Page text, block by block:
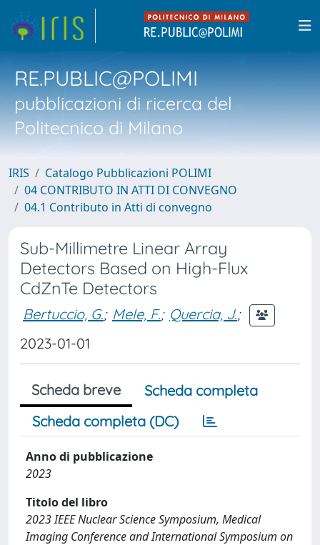
RE.PUBLIC@POLIMI
pubblicazioni di ricerca del
Politecnico di Milano
IRIS
Catalogo Pubblicazioni POLIMI
04 CONTRIBUTO IN ATTI DI CONVEGNO
04.1 Contributo in Atti di convegno
Sub-Millimetre Linear Array
Detectors Based on High-Flux
CdZnTe Detectors
Bertuccio, G.; Mele, F.; Quercia, J.;
2023-01-01
Scheda breve
Scheda completa
Scheda completa (DC)
Anno di pubblicazione
2023
Titolo del libro
2023 IEEE Nuclear Science Symposium, Medical
Imaging Conference and International Symposium on